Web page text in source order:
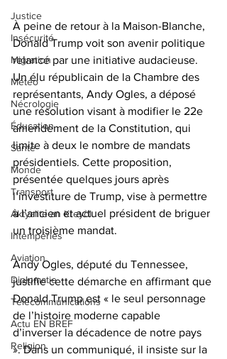
Justice
Insécurité
Migration
Météo
Nécrologie
Éducation
Santé
Monde
Transport
Aktyalite an Kreyòl
Intempéries
Aviation
Diplomatie
Télécommunications
Actu EN BREF
Religion
À peine de retour à la Maison-Blanche,
Donald Trump voit son avenir politique
relancé par une initiative audacieuse.
Un élu républicain de la Chambre des
représentants, Andy Ogles, a déposé
une résolution visant à modifier le 22e
amendement de la Constitution, qui
limite à deux le nombre de mandats
présidentiels. Cette proposition,
présentée quelques jours après
l’investiture de Trump, vise à permettre
à l’ancien et actuel président de briguer
un troisième mandat.
Andy Ogles, député du Tennessee,
justifie cette démarche en affirmant que
Donald Trump est « le seul personnage
de l’histoire moderne capable
d’inverser la décadence de notre pays
». Dans un communiqué, il insiste sur la